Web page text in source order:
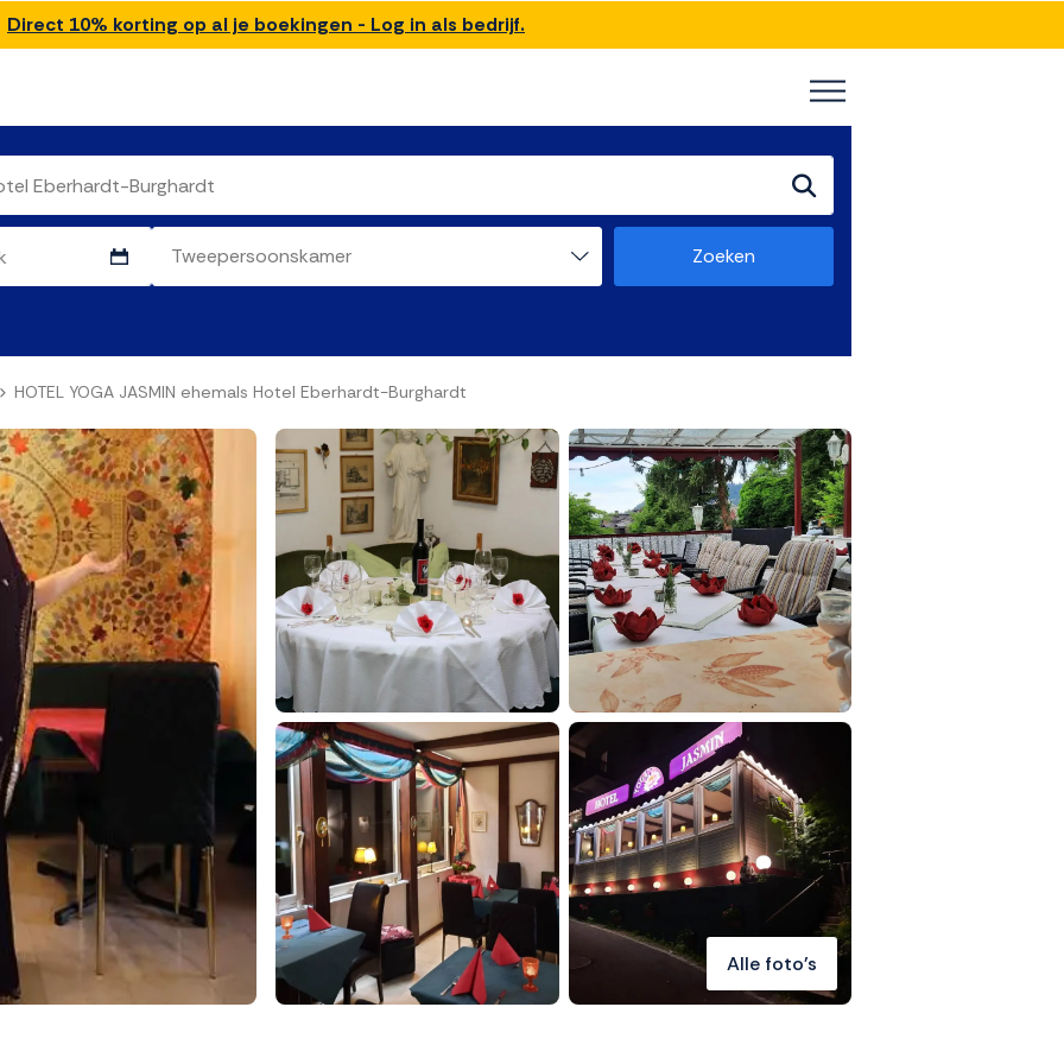
Direct 10% korting op al je boekingen - Log in als bedrijf.
Zoeken
HOTEL YOGA JASMIN ehemals Hotel Eberhardt-Burghardt
Alle foto's